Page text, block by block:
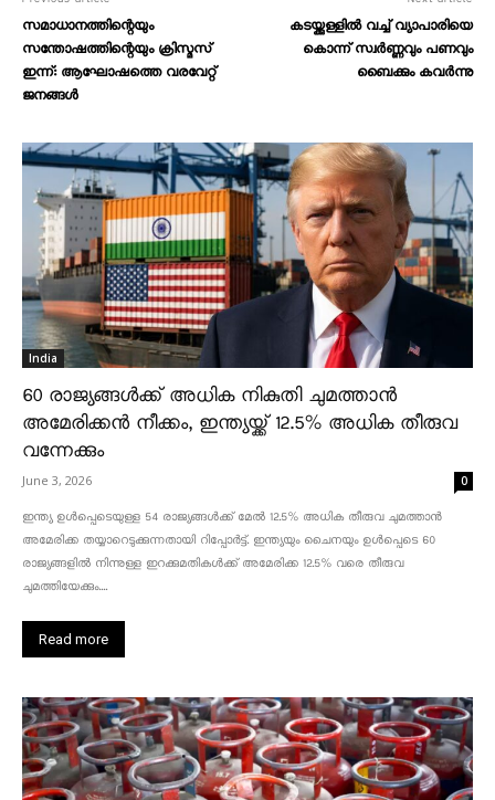
സമാധാനത്തിന്റെയും
സന്തോഷത്തിന്റെയും ക്രിസ്മസ്
ഇന്ന്‌: ആഘോഷത്തെ വരവേറ്റ്
ജനങ്ങൾ
കടയ്ക്കുള്ളിൽ വച്ച് വ്യാപാരിയെ
കൊന്ന് സ്വർണ്ണവും പണവും
ബൈക്കും കവർന്നു
India
60 രാജ്യങ്ങൾക്ക് അധിക നികുതി ചുമത്താൻ
അമേരിക്കൻ നീക്കം, ഇന്ത്യയ്ക്ക് 12.5% അധിക തീരുവ
വന്നേക്കും
June 3, 2026 0
ഇന്ത്യ ഉൾപ്പെടെയുള്ള 54 രാജ്യങ്ങൾക്ക് മേൽ 12.5% അധിക തീരുവ ചുമത്താൻ
അമേരിക്ക തയ്യാറെടുക്കുന്നതായി റിപ്പോർട്ട്. ഇന്ത്യയും ചൈനയും ഉൾപ്പെടെ 60
രാജ്യങ്ങളിൽ നിന്നുള്ള ഇറക്കുമതികൾക്ക് അമേരിക്ക 12.5% ​​വരെ തീരുവ
ചുമത്തിയേക്കും....
Read more